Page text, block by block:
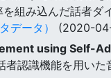
組み込んだ話者ダ
データ）
(2020-
using Self-
者認識機能を用い